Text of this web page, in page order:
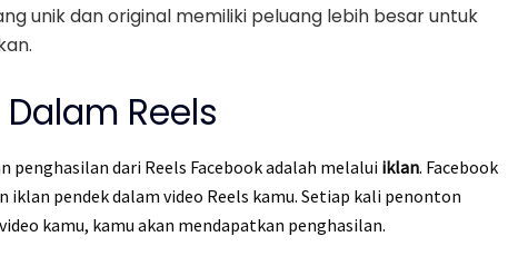
unik dan original memiliki peluang lebih besar untuk
Reels
penghasilan dari Reels Facebook adalah melalui iklan. Facebook
pendek dalam video Reels kamu. Setiap kali penonton
kamu, kamu akan mendapatkan penghasilan.